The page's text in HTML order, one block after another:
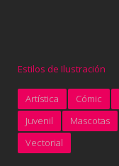
Estilos de Ilustración
Artística Cómic
Juvenil
Mascotas
Vectorial